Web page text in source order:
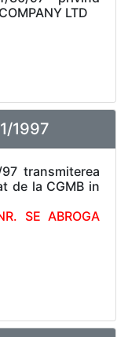
LTD
1997
transmiterea
de la CGMB in
SE ABROGA